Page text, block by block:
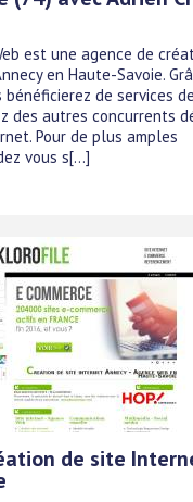
est une agence de
en Haute-Savoie.
bénéficierez de services
des autres concurrents
Pour de plus amples
vous s[...]
de site